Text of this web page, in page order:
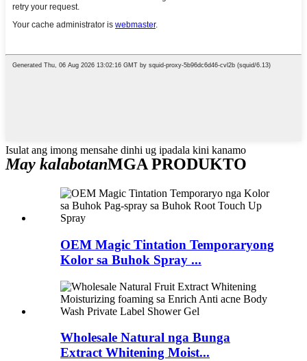
Isulat ang imong mensahe dinhi ug ipadala kini kanamo
May kalabotanMGA PRODUKTO
OEM Magic Tintation Temporaryong
Kolor sa Buhok Spray ...
Wholesale Natural nga Bunga
Extract Whitening Moist...